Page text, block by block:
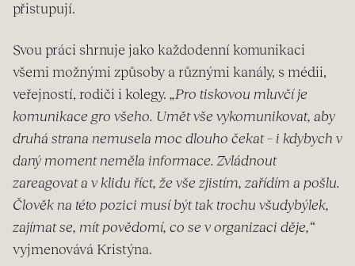
přistupují.
Svou práci shrnuje jako každodenní komunikaci
všemi možnými způsoby a různými kanály, s médii,
veřejností, rodiči i kolegy. „Pro tiskovou mluvčí je
komunikace gro všeho. Umět vše vykomunikovat, aby
druhá strana nemusela moc dlouho čekat – i kdybych v
daný moment neměla informace. Zvládnout
zareagovat a v klidu říct, že vše zjistím, zařídím a pošlu.
Člověk na této pozici musí být tak trochu všudybýlek,
zajímat se, mít povědomí, co se v organizaci děje,“
vyjmenovává Kristýna.